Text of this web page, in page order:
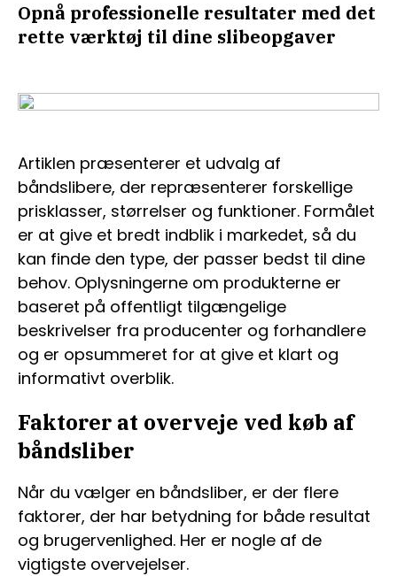
Opnå professionelle resultater med det
rette værktøj til dine slibeopgaver
Artiklen præsenterer et udvalg af
båndslibere, der repræsenterer forskellige
prisklasser, størrelser og funktioner. Formålet
er at give et bredt indblik i markedet, så du
kan finde den type, der passer bedst til dine
behov. Oplysningerne om produkterne er
baseret på offentligt tilgængelige
beskrivelser fra producenter og forhandlere
og er opsummeret for at give et klart og
informativt overblik.
Faktorer at overveje ved køb af
båndsliber
Når du vælger en båndsliber, er der flere
faktorer, der har betydning for både resultat
og brugervenlighed. Her er nogle af de
vigtigste overvejelser.